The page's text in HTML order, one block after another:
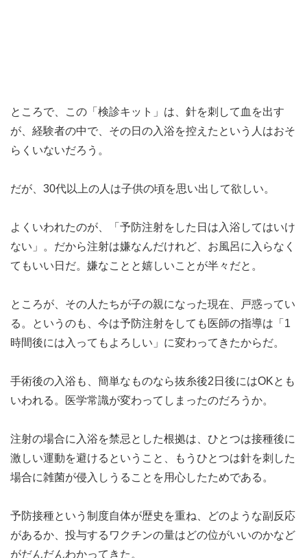
ところで、この「検診キット」は、針を刺して血を出す
が、経験者の中で、その日の入浴を控えたという人はおそ
らくいないだろう。
だが、30代以上の人は子供の頃を思い出して欲しい。
よくいわれたのが、「予防注射をした日は入浴してはいけ
ない」。だから注射は嫌なんだけれど、お風呂に入らなく
てもいい日だ。嫌なことと嬉しいことが半々だと。
ところが、その人たちが子の親になった現在、戸惑ってい
る。というのも、今は予防注射をしても医師の指導は「1
時間後には入ってもよろしい」に変わってきたからだ。
手術後の入浴も、簡単なものなら抜糸後2日後にはOKとも
いわれる。医学常識が変わってしまったのだろうか。
注射の場合に入浴を禁忌とした根拠は、ひとつは接種後に
激しい運動を避けるということ、もうひとつは針を刺した
場合に雑菌が侵入しうることを用心したためである。
予防接種という制度自体が歴史を重ね、どのような副反応
があるか、投与するワクチンの量はどの位がいいのかなど
がだんだんわかってきた。